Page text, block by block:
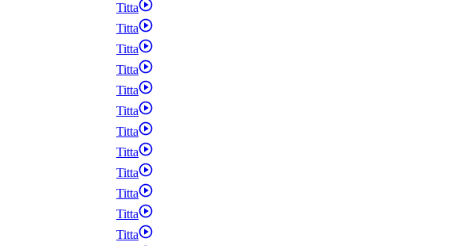
Titta
Titta
Titta
Titta
Titta
Titta
Titta
Titta
Titta
Titta
Titta
Titta